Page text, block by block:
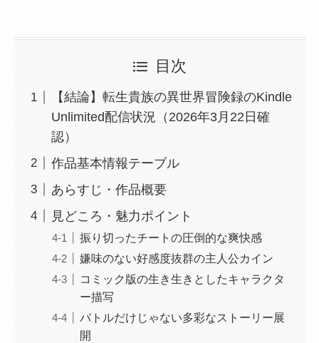
目次
【結論】転生貴族の異世界冒険録のKindle
Unlimited配信状況（2026年3月22日確
認）
作品基本情報テーブル
あらすじ・作品概要
見どころ・魅力ポイント
振り切ったチートの圧倒的な爽快感
嫌味のない好感度抜群の主人公カイン
コミック版の生き生きとしたキャラクタ
ー描写
バトルだけじゃない多彩なストーリー展
開